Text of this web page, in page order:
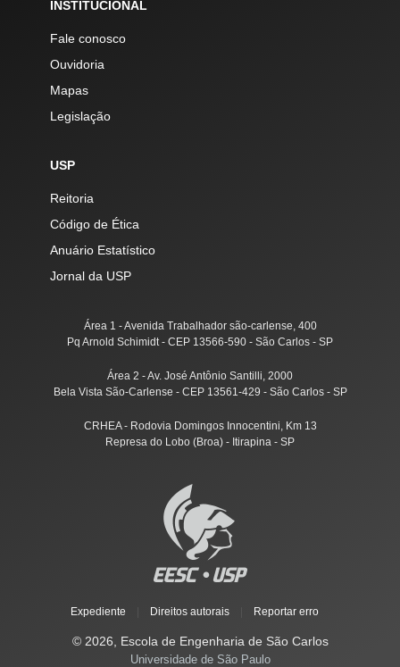
INSTITUCIONAL
Fale conosco
Ouvidoria
Mapas
Legislação
USP
Reitoria
Código de Ética
Anuário Estatístico
Jornal da USP
Área 1 - Avenida Trabalhador são-carlense, 400
Pq Arnold Schimidt - CEP 13566-590 - São Carlos - SP
Área 2 - Av. José Antônio Santilli, 2000
Bela Vista São-Carlense - CEP 13561-429 - São Carlos - SP
CRHEA - Rodovia Domingos Innocentini, Km 13
Represa do Lobo (Broa) - Itirapina - SP
Expediente Direitos autorais Reportar erro
© 2026, Escola de Engenharia de São Carlos
Universidade de São Paulo